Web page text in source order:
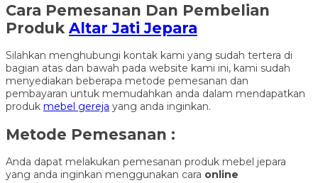
Cara Pemesanan Dan Pembelian
Produk Altar Jati Jepara
Silahkan menghubungi kontak kami yang sudah tertera di
bagian atas dan bawah pada website kami ini, kami sudah
menyediakan beberapa metode pemesanan dan
pembayaran untuk memudahkan anda dalam mendapatkan
produk mebel gereja yang anda inginkan.
Metode Pemesanan :
Anda dapat melakukan pemesanan produk mebel jepara
yang anda inginkan menggunakan cara online